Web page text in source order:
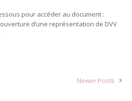
pour accéder au document :
d’une représentation de DVV
Newer Posts